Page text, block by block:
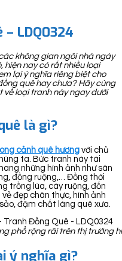
LDQ0324
không gian ngôi nhà ngày
hiện nay có rất nhiều loại
lại ý nghĩa riêng biệt cho
quê hay chưa? Hãy cùng
loại tranh này ngay dưới
là gì?
cảnh quê hương với chủ
ta. Bức tranh này tái
những hình ảnh như sân
đồng ruộng,… Đồng thời
trồng lúa, cày ruộng, đốn
đẹp chân thực, hình ảnh
đậm chất làng quê xưa.
phổ rộng rãi trên thị trường
ý nghĩa gì?